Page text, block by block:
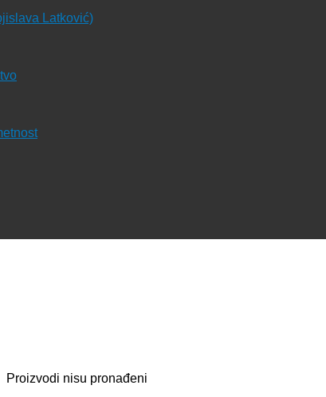
Latković)
Proizvodi nisu pronađeni